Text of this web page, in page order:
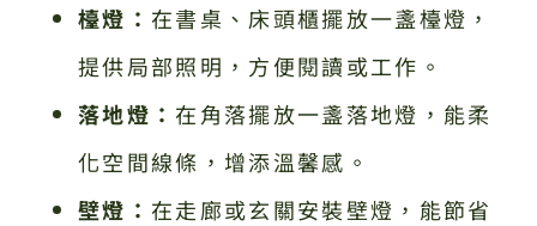
檯燈： 在書桌、床頭櫃擺放一盞檯燈，
提供局部照明，方便閱讀或工作。
落地燈： 在角落擺放一盞落地燈，能柔
化空間線條，增添溫馨感。
壁燈： 在走廊或玄關安裝壁燈，能節省